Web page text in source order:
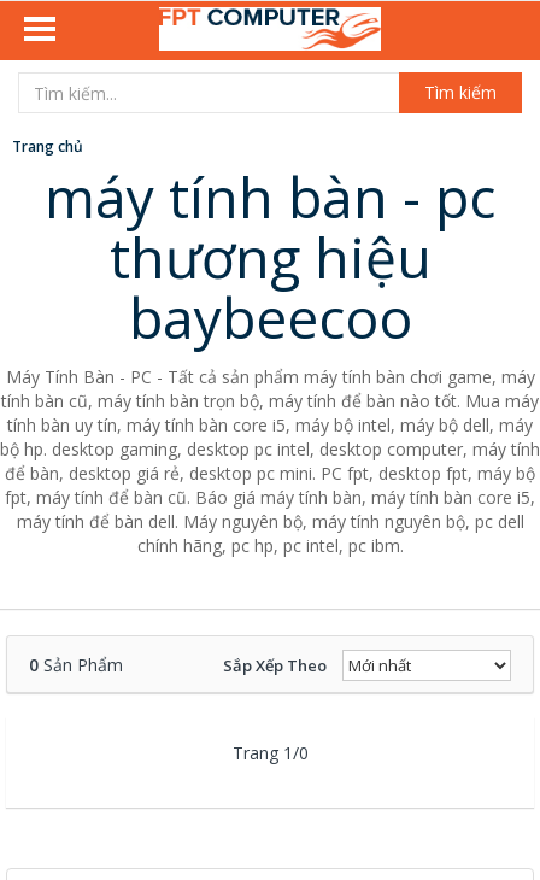
Tìm kiếm
Trang chủ
máy tính bàn - pc
thương hiệu
baybeecoo
Máy Tính Bàn - PC - Tất cả sản phẩm máy tính bàn chơi game, máy
tính bàn cũ, máy tính bàn trọn bộ, máy tính để bàn nào tốt. Mua máy
tính bàn uy tín, máy tính bàn core i5, máy bộ intel, máy bộ dell, máy
bộ hp. desktop gaming, desktop pc intel, desktop computer, máy tính
để bàn, desktop giá rẻ, desktop pc mini. PC fpt, desktop fpt, máy bộ
fpt, máy tính để bàn cũ. Báo giá máy tính bàn, máy tính bàn core i5,
máy tính để bàn dell. Máy nguyên bộ, máy tính nguyên bộ, pc dell
chính hãng, pc hp, pc intel, pc ibm.
0 Sản Phẩm Sắp Xếp Theo
Trang 1/0